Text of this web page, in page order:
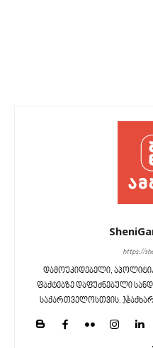
https://
დამოუკიდებელი,
ფაქტებზე დაფუძნებული
საქართველოსთვის.